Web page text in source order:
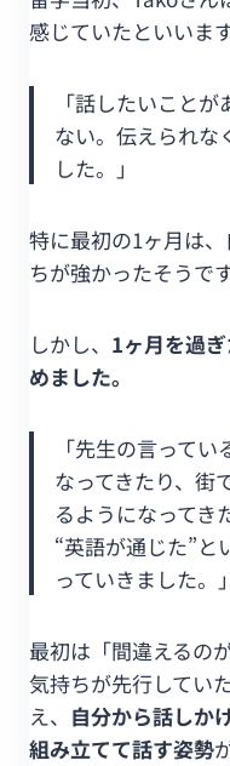
感じていたといいます
「話したいこと
ない。伝えられな
した。」
特に最初の1ヶ月は
ちが強かったそうです
しかし、 1ヶ月を過
めました。
「先生の言って
なってきたり、街
るようになってき
“英語が通じた”と
っていきました。」
最初は「間違えるの
気持ちが先行してい
え、 自分から話しか
組み立てて話す姿勢